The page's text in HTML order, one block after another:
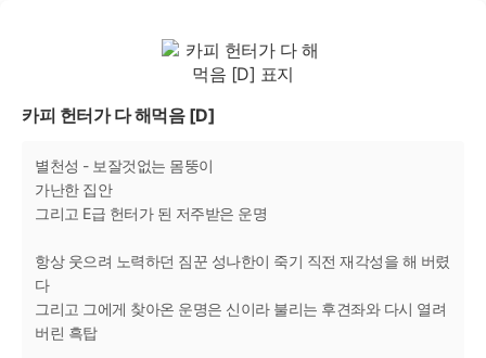
카피 헌터가 다 해먹음 [D]
별천성 - 보잘것없는 몸뚱이
가난한 집안
그리고 E급 헌터가 된 저주받은 운명
항상 웃으려 노력하던 짐꾼 성나한이 죽기 직전 재각성을 해 버렸
다
그리고 그에게 찾아온 운명은 신이라 불리는 후견좌와 다시 열려
버린 흑탑